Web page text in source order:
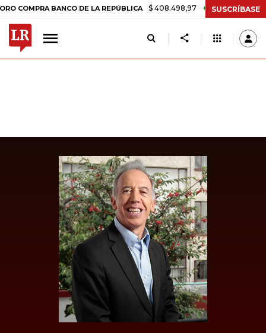
BANCO DE LA REPÚBLICA $ 408.498,97 +$ 8.753,81 +2,19%
SUSCRÍBASE